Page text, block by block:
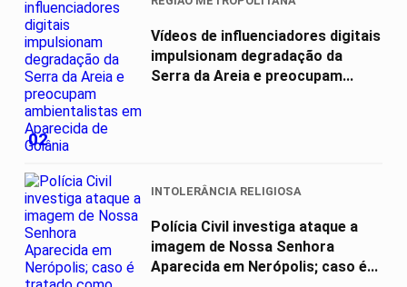
02
Vídeos de influenciadores digitais
impulsionam degradação da
Serra da Areia e preocupam...
INTOLERÂNCIA RELIGIOSA
Polícia Civil investiga ataque a
imagem de Nossa Senhora
Aparecida em Nerópolis; caso é...